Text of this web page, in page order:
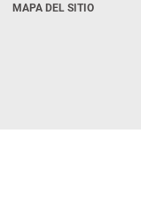
MAPA DEL SITIO